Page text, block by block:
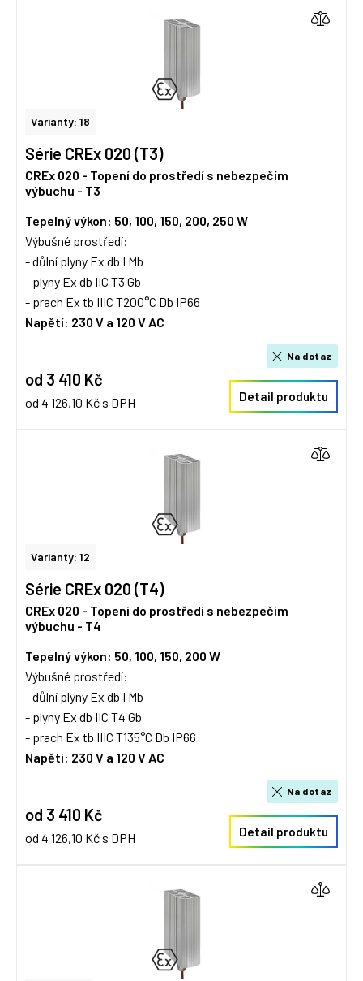
Varianty: 18
Série CREx 020 (T3)
CREx 020 - Topení do prostředí s nebezpečím
výbuchu - T3
Tepelný výkon: 50, 100, 150, 200, 250 W
Výbušné prostředí:
- důlní plyny Ex db I Mb
- plyny Ex db IIC T3 Gb
- prach Ex tb IIIC T200°C Db IP66
Napětí: 230 V a 120 V AC
od 3 410 Kč
od 4 126,10 Kč s DPH
Na dotaz
Detail produktu
Varianty: 12
Série CREx 020 (T4)
CREx 020 - Topení do prostředí s nebezpečím
výbuchu - T4
Tepelný výkon: 50, 100, 150, 200 W
Výbušné prostředí:
- důlní plyny Ex db I Mb
- plyny Ex db IIC T4 Gb
- prach Ex tb IIIC T135°C Db IP66
Napětí: 230 V a 120 V AC
od 3 410 Kč
od 4 126,10 Kč s DPH
Na dotaz
Detail produktu